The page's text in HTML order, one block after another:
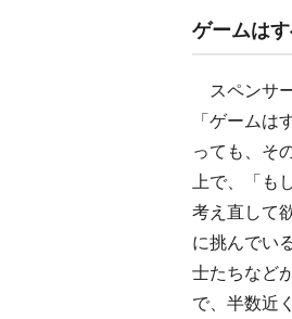
ゲームは
スペンサ
「ゲーム
っても、そ
上で、「も
考え直して
に挑んでい
士たちなど
で、半数近